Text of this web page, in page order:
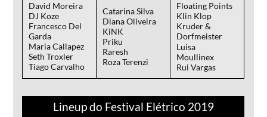
David Moreira
DJ Koze
Francesco Del
Garda
Maria Callapez
Seth Troxler
Tiago Carvalho
Catarina Silva
Diana Oliveira
KiNK
Priku
Raresh
Roza Terenzi
Floating Points
Klin Klop
Kruder &
Dorfmeister
Luisa
Moullinex
Rui Vargas
Lineup do Festival Elétrico 2019